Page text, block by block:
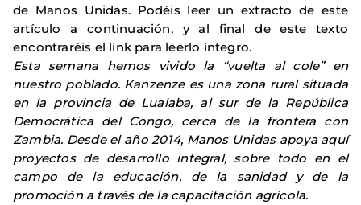
de Manos Unidas. Podéis leer un extracto de este
artículo a continuación, y al final de este texto
encontraréis el link para leerlo íntegro.
Esta semana hemos vivido la “vuelta al cole” en
nuestro poblado. Kanzenze es una zona rural situada
en la provincia de Lualaba, al sur de la República
Democrática del Congo, cerca de la frontera con
Zambia. Desde el año 2014, Manos Unidas apoya aquí
proyectos de desarrollo integral, sobre todo en el
campo de la educación, de la sanidad y de la
promoción a través de la capacitación agrícola.